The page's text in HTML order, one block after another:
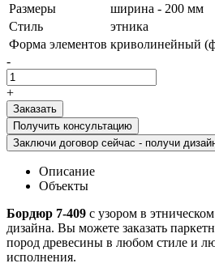
Размеры
ширина - 200 мм
Стиль
этника
Форма элементов криволинейный
-
+
Получить консультацию
Заключи договор сейчас - получи
Описание
Объекты
Бордюр 7-409 с узором в
дизайна. Вы можете заказать
пород древесины в любом стиле и
исполнения.